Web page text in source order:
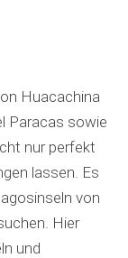
Huacachina
Paracas sowie
nur perfekt
lassen. Es
von
Hier
und